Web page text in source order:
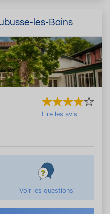
les-Bains
Lire les avis
Voir les questions